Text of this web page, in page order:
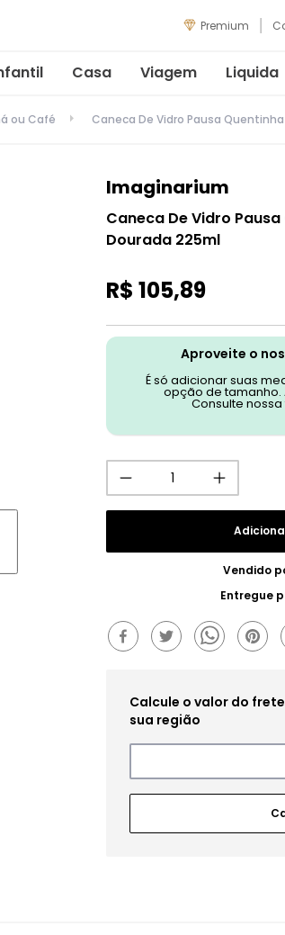
Premium
Casa Viagem Liquida
ou Café Caneca De Vidro Pausa
Imaginarium
Caneca De Vidro
Dourada 225ml
R$ 105,89
Aproveite o
É só adicionar suas
opção de tamanho.
Consulte
Vendido
Entregue